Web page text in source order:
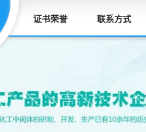
证书荣誉 联系方式